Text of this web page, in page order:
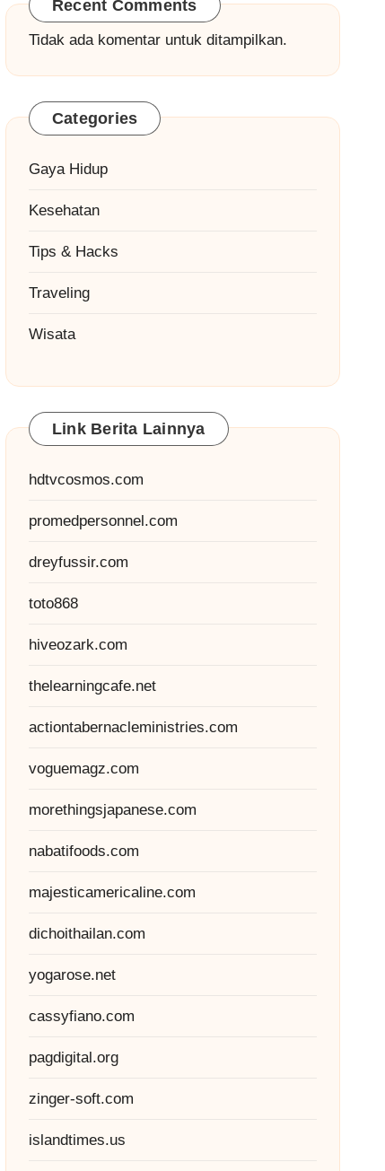
Recent Comments
Tidak ada komentar untuk ditampilkan.
Categories
Gaya Hidup
Kesehatan
Tips & Hacks
Traveling
Wisata
Link Berita Lainnya
hdtvcosmos.com
promedpersonnel.com
dreyfussir.com
toto868
hiveozark.com
thelearningcafe.net
actiontabernacleministries.com
voguemagz.com
morethingsjapanese.com
nabatifoods.com
majesticamericaline.com
dichoithailan.com
yogarose.net
cassyfiano.com
pagdigital.org
zinger-soft.com
islandtimes.us